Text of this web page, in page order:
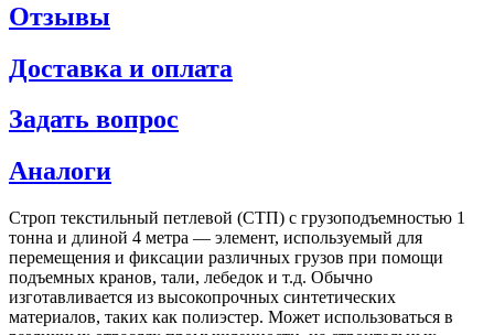
Отзывы
Доставка и оплата
Задать вопрос
Аналоги
Строп текстильный петлевой (СТП) с грузоподъемностью 1
тонна и длиной 4 метра — элемент, используемый для
перемещения и фиксации различных грузов при помощи
подъемных кранов, тали, лебедок и т.д. Обычно
изготавливается из высокопрочных синтетических
материалов, таких как полиэстер. Может использоваться в